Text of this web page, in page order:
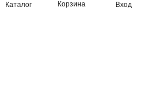
Каталог Корзина Вход